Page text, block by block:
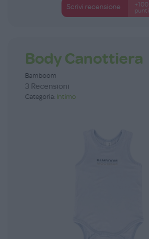
Scrivi recensione
+100
punti
Body Canottiera
Bamboom
3 Recensioni
Categoria: Intimo